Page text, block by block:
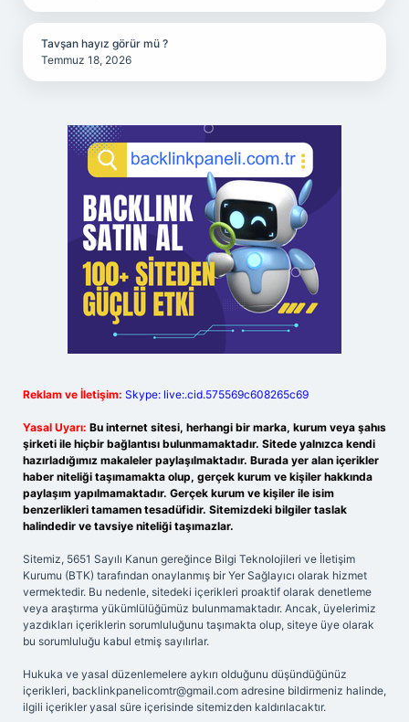
Tavşan hayız görür mü ?
Temmuz 18, 2026
Reklam ve İletişim: Skype: live:.cid.575569c608265c69
Yasal Uyarı: Bu internet sitesi, herhangi bir marka, kurum veya şahıs
şirketi ile hiçbir bağlantısı bulunmamaktadır. Sitede yalnızca kendi
hazırladığımız makaleler paylaşılmaktadır. Burada yer alan içerikler
haber niteliği taşımamakta olup, gerçek kurum ve kişiler hakkında
paylaşım yapılmamaktadır. Gerçek kurum ve kişiler ile isim
benzerlikleri tamamen tesadüfidir. Sitemizdeki bilgiler taslak
halindedir ve tavsiye niteliği taşımazlar.
Sitemiz, 5651 Sayılı Kanun gereğince Bilgi Teknolojileri ve İletişim
Kurumu (BTK) tarafından onaylanmış bir Yer Sağlayıcı olarak hizmet
vermektedir. Bu nedenle, sitedeki içerikleri proaktif olarak denetleme
veya araştırma yükümlülüğümüz bulunmamaktadır. Ancak, üyelerimiz
yazdıkları içeriklerin sorumluluğunu taşımakta olup, siteye üye olarak
bu sorumluluğu kabul etmiş sayılırlar.
Hukuka ve yasal düzenlemelere aykırı olduğunu düşündüğünüz
içerikleri, backlinkpanelicomtr@gmail.com adresine bildirmeniz halinde,
ilgili içerikler yasal süre içerisinde sitemizden kaldırılacaktır.